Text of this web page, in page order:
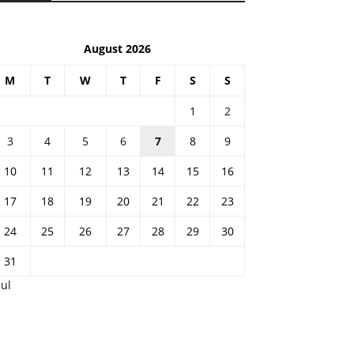
August 2026
M T W T F S S
1
2
3
4 5 6 7 8
9
10
11 12 13 14 15
16
17
18 19 20 21 22
23
24
25 26 27 28 29
30
31